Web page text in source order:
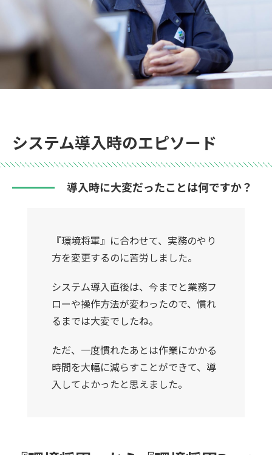
システム導入時のエピソード
導入時に大変だったことは何ですか？
『環境将軍』に合わせて、実務のやり
方を変更するのに苦労しました。
システム導入直後は、今までと業務フ
ローや操作方法が変わったので、慣れ
るまでは大変でしたね。
ただ、一度慣れたあとは作業にかかる
時間を大幅に減らすことができて、導
入してよかったと思えました。